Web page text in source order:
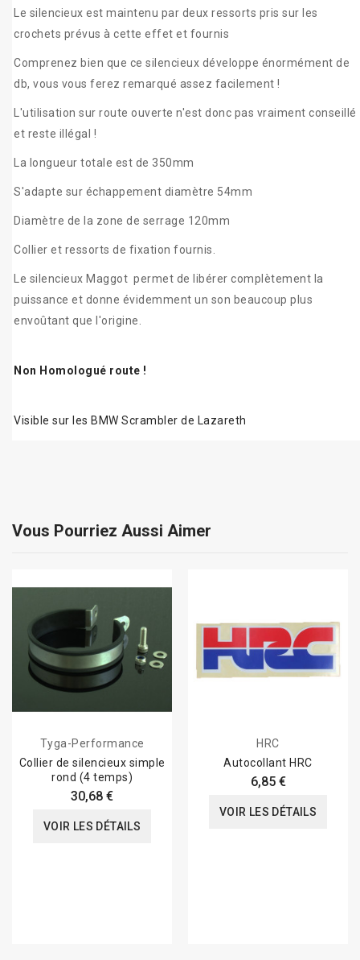
Le silencieux est maintenu par deux ressorts pris sur les
crochets prévus à cette effet et fournis
Comprenez bien que ce silencieux développe énormément de
db, vous vous ferez remarqué assez facilement !
L'utilisation sur route ouverte n'est donc pas vraiment conseillé
et reste illégal !
La longueur totale est de 350mm
S'adapte sur échappement diamètre 54mm
Diamètre de la zone de serrage 120mm
Collier et ressorts de fixation fournis.
Le silencieux Maggot permet de libérer complètement la
puissance et donne évidemment un son beaucoup plus
envoûtant que l'origine.
Non Homologué route !
Visible sur les BMW Scrambler de Lazareth
Vous Pourriez Aussi Aimer
Tyga-Performance
Collier de silencieux simple
rond (4 temps)
30,68 €
VOIR LES DÉTAILS
HRC
Autocollant HRC
6,85 €
VOIR LES DÉTAILS